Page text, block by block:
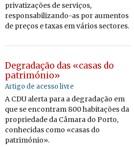
privatizações de serviços,
responsabilizando-as por aumentos
de preços e taxas em vários sectores.
Degradação das «casas do
património»
Artigo de acesso livre
A CDU alerta para a degradação em
que se encontram 800 habitações da
propriedade da Câmara do Porto,
conhecidas como «casas do
património».